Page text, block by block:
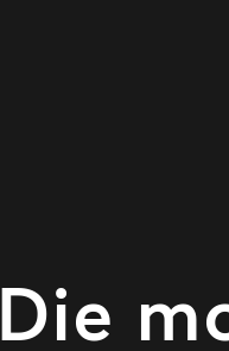
Die